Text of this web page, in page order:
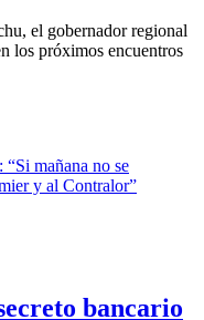
el gobernador regional
los próximos encuentros
bancario